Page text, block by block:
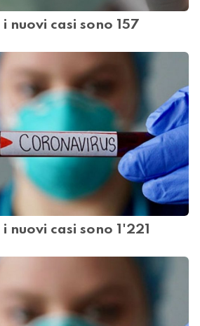
nuovi casi sono 157
nuovi casi sono 1'221